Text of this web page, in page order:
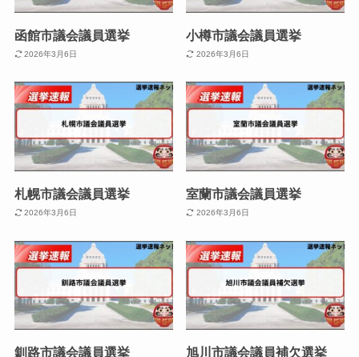
函館市議会議員選挙
2026年3月6日
小樽市議会議員選挙
2026年3月6日
札幌市議会議員選挙
2026年3月6日
室蘭市議会議員選挙
2026年3月6日
釧路市議会議員選挙 旭川市議会議員補欠選挙